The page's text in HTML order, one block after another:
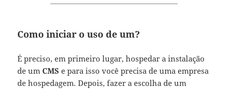
Como iniciar o uso de um?
É preciso, em primeiro lugar, hospedar a instalação
de umCMS e para isso você precisa de uma empresa
de hospedagem. Depois, fazer a escolha de um